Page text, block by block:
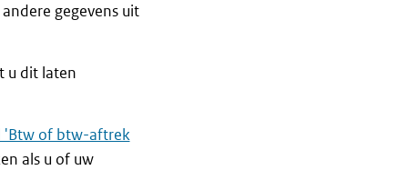
gegevens uit
u dit laten
'Btw of btw-aftrek
als u of uw